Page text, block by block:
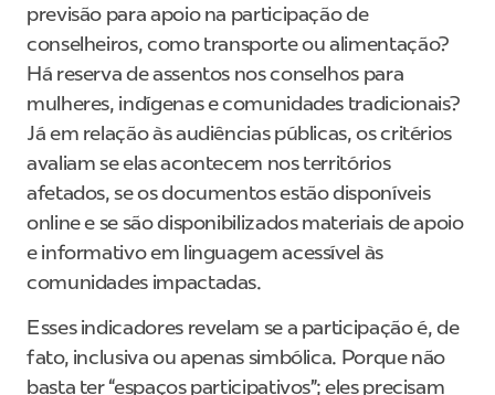
previsão para apoio na participação de
conselheiros, como transporte ou alimentação?
Há reserva de assentos nos conselhos para
mulheres, indígenas e comunidades tradicionais?
Já em relação às audiências públicas, os critérios
avaliam se elas acontecem nos territórios
afetados, se os documentos estão disponíveis
online e se são disponibilizados materiais de apoio
e informativo em linguagem acessível às
comunidades impactadas.
Esses indicadores revelam se a participação é, de
fato, inclusiva ou apenas simbólica. Porque não
basta ter “espaços participativos”; eles precisam